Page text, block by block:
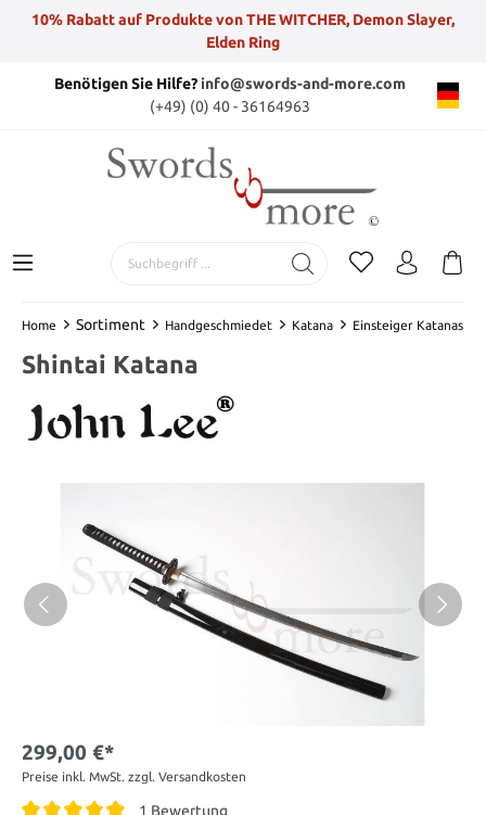
10% Rabatt auf Produkte von THE WITCHER, Demon Slayer,
Elden Ring
Benötigen Sie Hilfe?info@swords-and-more.com
(+49) (0) 40 - 36164963
Home Sortiment Handgeschmiedet Katana Einsteiger Katanas
Shintai Katana
299,00 €*
Preise inkl. MwSt. zzgl. Versandkosten
1 Bewertung